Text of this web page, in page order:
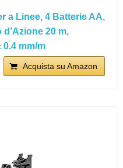
a Linee, 4 Batterie AA,
20 m,
0.4 mm/m
Acquista su Amazon